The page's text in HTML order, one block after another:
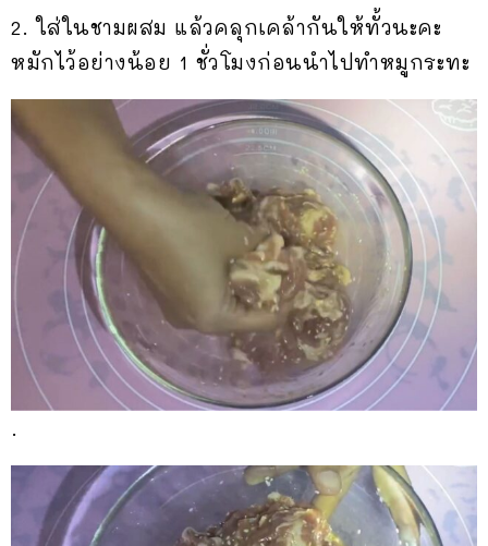
2. ใส่ในชามผสม แล้วคลุกเคล้ากันให้ทั้วนะคะ
หมักไว้อย่างน้อย 1 ชั่วโมงก่อนนำไปทำหมูกระทะ
.